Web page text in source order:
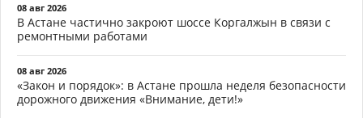
08 авг 2026
В Астане частично закроют шоссе Коргалжын в связи с
ремонтными работами
08 авг 2026
«Закон и порядок»: в Астане прошла неделя безопасности
дорожного движения «Внимание, дети!»